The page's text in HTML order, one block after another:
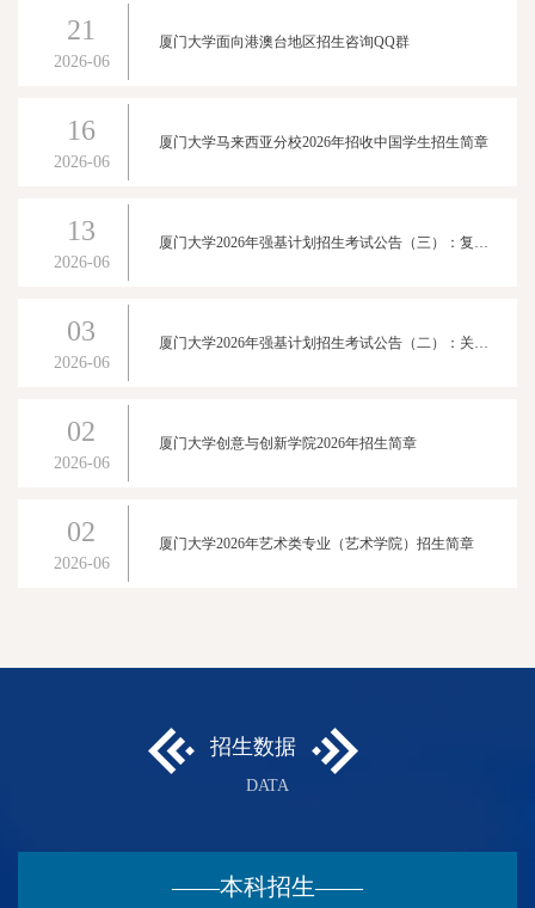
21
2026-06
厦门大学面向港澳台地区招生咨询QQ群
16
2026-06
厦门大学马来西亚分校2026年招收中国学生招生简章
13
2026-06
厦门大学2026年强基计划招生考试公告（三）：复试考试通知
03
2026-06
厦门大学2026年强基计划招生考试公告（二）：关于强基计划初试的通知
02
2026-06
厦门大学创意与创新学院2026年招生简章
02
2026-06
厦门大学2026年艺术类专业（艺术学院）招生简章
招生数据
DATA
——本科招生——